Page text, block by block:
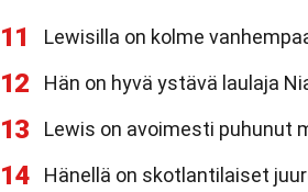
11 Lewisilla on kolme
12 Hän on hyvä ystävä laulaja
13 Lewis on avoimesti puhunut
14 Hänellä on skotlantilaiset